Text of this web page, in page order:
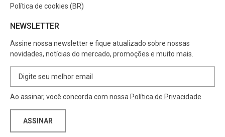
Política de cookies (BR)
NEWSLETTER
Assine nossa newsletter e fique atualizado sobre nossas
novidades, notícias do mercado, promoções e muito mais.
Ao assinar, você concorda com nossa Política de Privacidade